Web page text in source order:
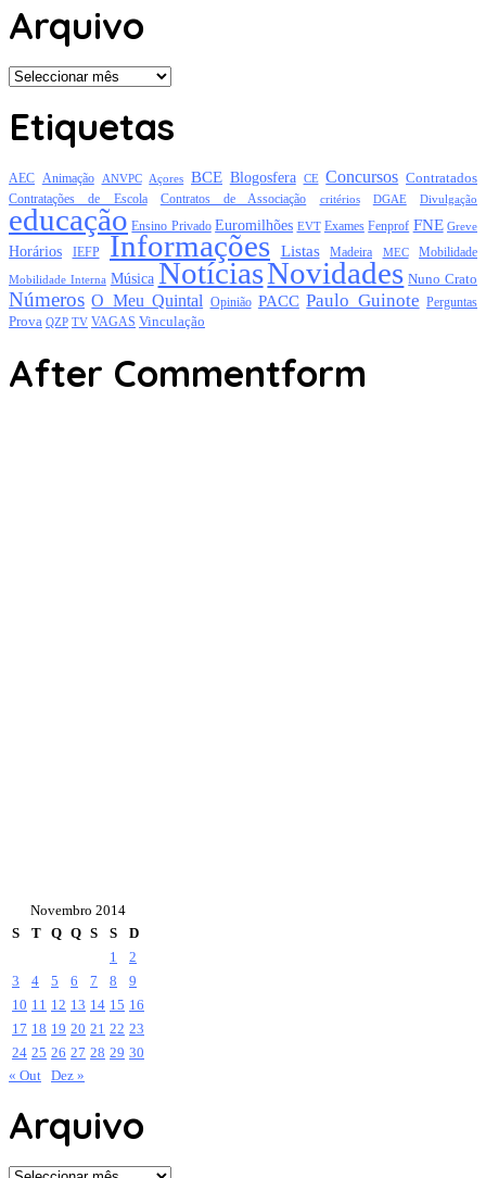
Arquivo
Arquivo
Etiquetas
AEC Animação ANVPC Açores BCE Blogosfera CE Concursos Contratados
Contratações de Escola Contratos de Associação critérios DGAE Divulgação
educação Ensino Privado Euromilhões EVT Exames Fenprof FNE Greve
Horários IEFP Informações Listas Madeira MEC Mobilidade
Mobilidade Interna Música NotíciasNovidades Nuno Crato
Números O Meu Quintal Opinião PACC Paulo Guinote Perguntas
Prova QZP TV VAGAS Vinculação
After Commentform
Novembro 2014
S
T Q Q S S
D
1
2
3
4 5 6 7 8
9
10 11 12 13 14 15 16
17 18 19 20 21 22 23
24 25 26 27 28 29 30
« Out Dez »
Arquivo
Arquivo